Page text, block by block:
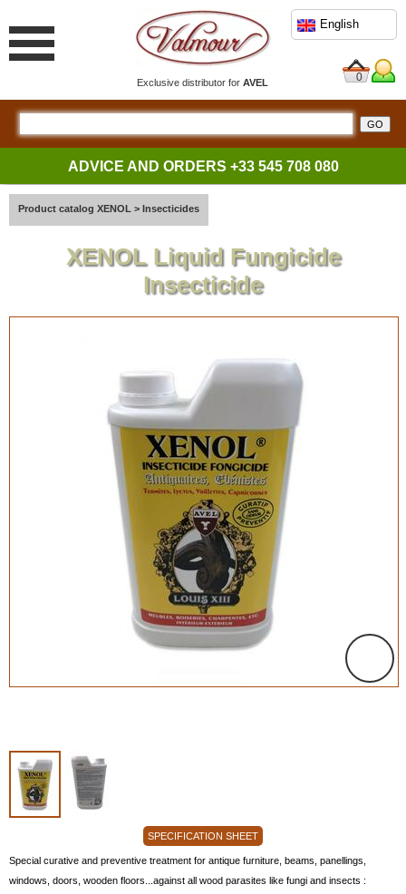
Exclusive distributor forAVEL
English
0
ADVICE AND ORDERS +33 545 708 080
Product catalog XENOL > Insecticides
XENOL Liquid Fungicide
Insecticide
SPECIFICATION SHEET
Special curative and preventive treatment for antique furniture, beams, panellings,
windows, doors, wooden floors...against all wood parasites like fungi and insects :